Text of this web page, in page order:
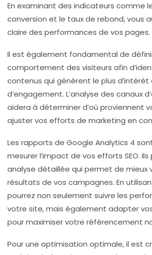
En examinant des indicateurs comme
conversion et le taux de rebond, vous
claire des performances de vos pages.
Il est également fondamental de
comportement des visiteurs afin
contenus qui génèrent le plus d’intérêt
d’engagement. L’analyse des canaux
aidera à déterminer d’où proviennent
ajuster vos efforts de marketing en
Les rapports de Google Analytics 4
mesurer l’impact de vos efforts SEO.
analyse détaillée qui permet de mieux
résultats de vos campagnes. En
pourrez non seulement suivre les
votre site, mais également adapter
pour maximiser votre référencement
Pour une optimisation optimale, il est